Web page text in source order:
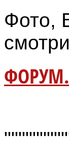
Фото,